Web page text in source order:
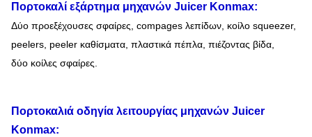
Πορτοκαλί εξάρτημα μηχανών Juicer Konmax:
Δύο προεξέχουσες σφαίρες, compages λεπίδων, κοίλο squeezer,
peelers, peeler καθίσματα, πλαστικά πέπλα, πιέζοντας βίδα,
δύο κοίλες σφαίρες.
Πορτοκαλιά οδηγία λειτουργίας μηχανών Juicer
Konmax: